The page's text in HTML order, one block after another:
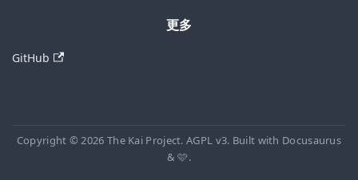
更多
GitHub
Copyright © 2026 The Kai Project. AGPL v3. Built with Docusaurus
& 🩷.